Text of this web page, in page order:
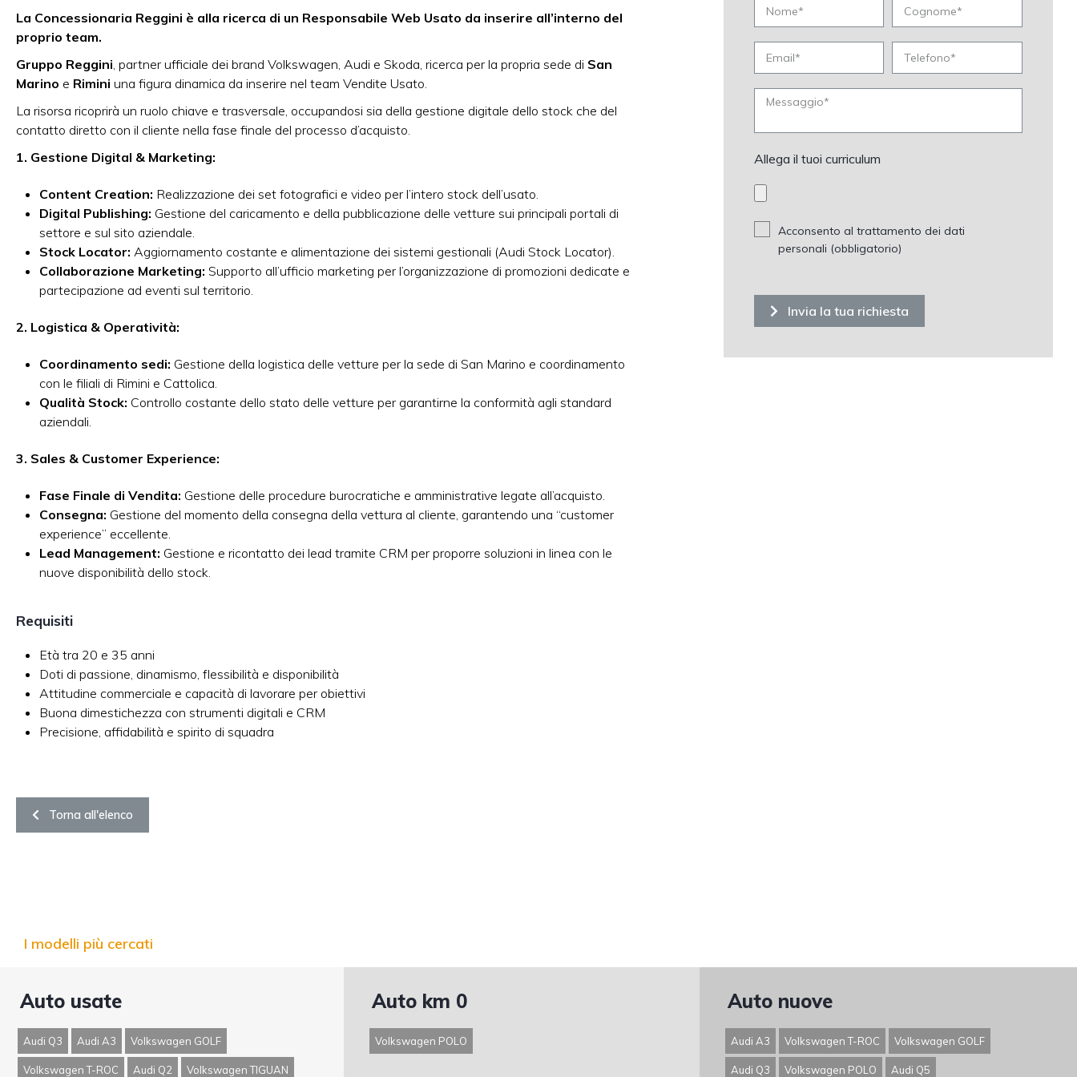
La Concessionaria Reggini è alla ricerca di un Responsabile Web Usato da inserire all’interno del
proprio team.
Gruppo Reggini, partner ufficiale dei brand Volkswagen, Audi e Skoda, ricerca per la propria sede di San
Marino e Rimini una figura dinamica da inserire nel team Vendite Usato.
La risorsa ricoprirà un ruolo chiave e trasversale, occupandosi sia della gestione digitale dello stock che del
contatto diretto con il cliente nella fase finale del processo d’acquisto.
1. Gestione Digital & Marketing:
Content Creation: Realizzazione dei set fotografici e video per l’intero stock dell’usato.
Digital Publishing: Gestione del caricamento e della pubblicazione delle vetture sui principali portali di
settore e sul sito aziendale.
Stock Locator: Aggiornamento costante e alimentazione dei sistemi gestionali (Audi Stock Locator).
Collaborazione Marketing: Supporto all’ufficio marketing per l’organizzazione di promozioni dedicate e
partecipazione ad eventi sul territorio.
2. Logistica & Operatività:
Coordinamento sedi: Gestione della logistica delle vetture per la sede di San Marino e coordinamento
con le filiali di Rimini e Cattolica.
Qualità Stock: Controllo costante dello stato delle vetture per garantirne la conformità agli standard
aziendali.
3. Sales & Customer Experience:
Fase Finale di Vendita: Gestione delle procedure burocratiche e amministrative legate all’acquisto.
Consegna: Gestione del momento della consegna della vettura al cliente, garantendo una “customer
experience” eccellente.
Lead Management: Gestione e ricontatto dei lead tramite CRM per proporre soluzioni in linea con le
nuove disponibilità dello stock.
Requisiti
Età tra 20 e 35 anni
Doti di passione, dinamismo, flessibilità e disponibilità
Attitudine commerciale e capacità di lavorare per obiettivi
Buona dimestichezza con strumenti digitali e CRM
Precisione, affidabilità e spirito di squadra
Torna all'elenco
Allega il tuoi curriculum
Acconsento al trattamento dei dati
personali (obbligatorio)
Invia la tua richiesta
I modelli più cercati
Auto usate
Audi Q3 Audi A3 Volkswagen GOLF
Volkswagen T-ROC Audi Q2 Volkswagen TIGUAN
Auto km 0
Volkswagen POLO
Auto nuove
Audi A3 Volkswagen T-ROC Volkswagen GOLF
Audi Q3 Volkswagen POLO Audi Q5